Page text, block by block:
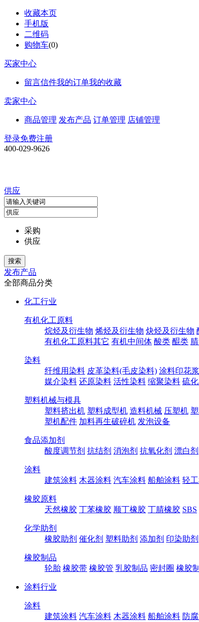
收藏本页
手机版
二维码
购物车(0)
买家中心
留言信件我的订单我的收藏
卖家中心
商品管理 发布产品 订单管理 店铺管理
登录免费注册
400-029-9626
供应
采购
供应
发布产品
全部商品分类
化工行业
有机化工原料
烷烃及衍生物 烯烃及衍生物 炔烃及衍生物
有机化工原料其它 有机中间体 酸类 醌类
染料
纤维用染料 皮革染料(毛皮染料) 涂料印花浆
媒介染料 还原染料 活性染料 缩聚染料 硫
塑料机械与模具
塑料挤出机 塑料成型机 造料机械 压塑机
塑机配件 加料再生破碎机 发泡设备
食品添加剂
酸度调节剂 抗结剂 消泡剂 抗氧化剂 漂白剂
涂料
建筑涂料 木器涂料 汽车涂料 船舶涂料 轻
橡胶原料
天然橡胶 丁苯橡胶 顺丁橡胶 丁腈橡胶 SBS
化学助剂
橡胶助剂 催化剂 塑料助剂 添加剂 印染助剂
橡胶制品
轮胎 橡胶带 橡胶管 乳胶制品 密封圈 橡胶
涂料行业
涂料
建筑涂料 汽车涂料 木器涂料 船舶涂料 防